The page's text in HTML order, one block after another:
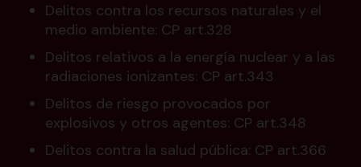
Delitos contra los recursos naturales y el
medio ambiente: CP art.328
Delitos relativos a la energía nuclear y a las
radiaciones ionizantes: CP art.343
Delitos de riesgo provocados por
explosivos y otros agentes: CP art.348
Delitos contra la salud pública: CP art.366